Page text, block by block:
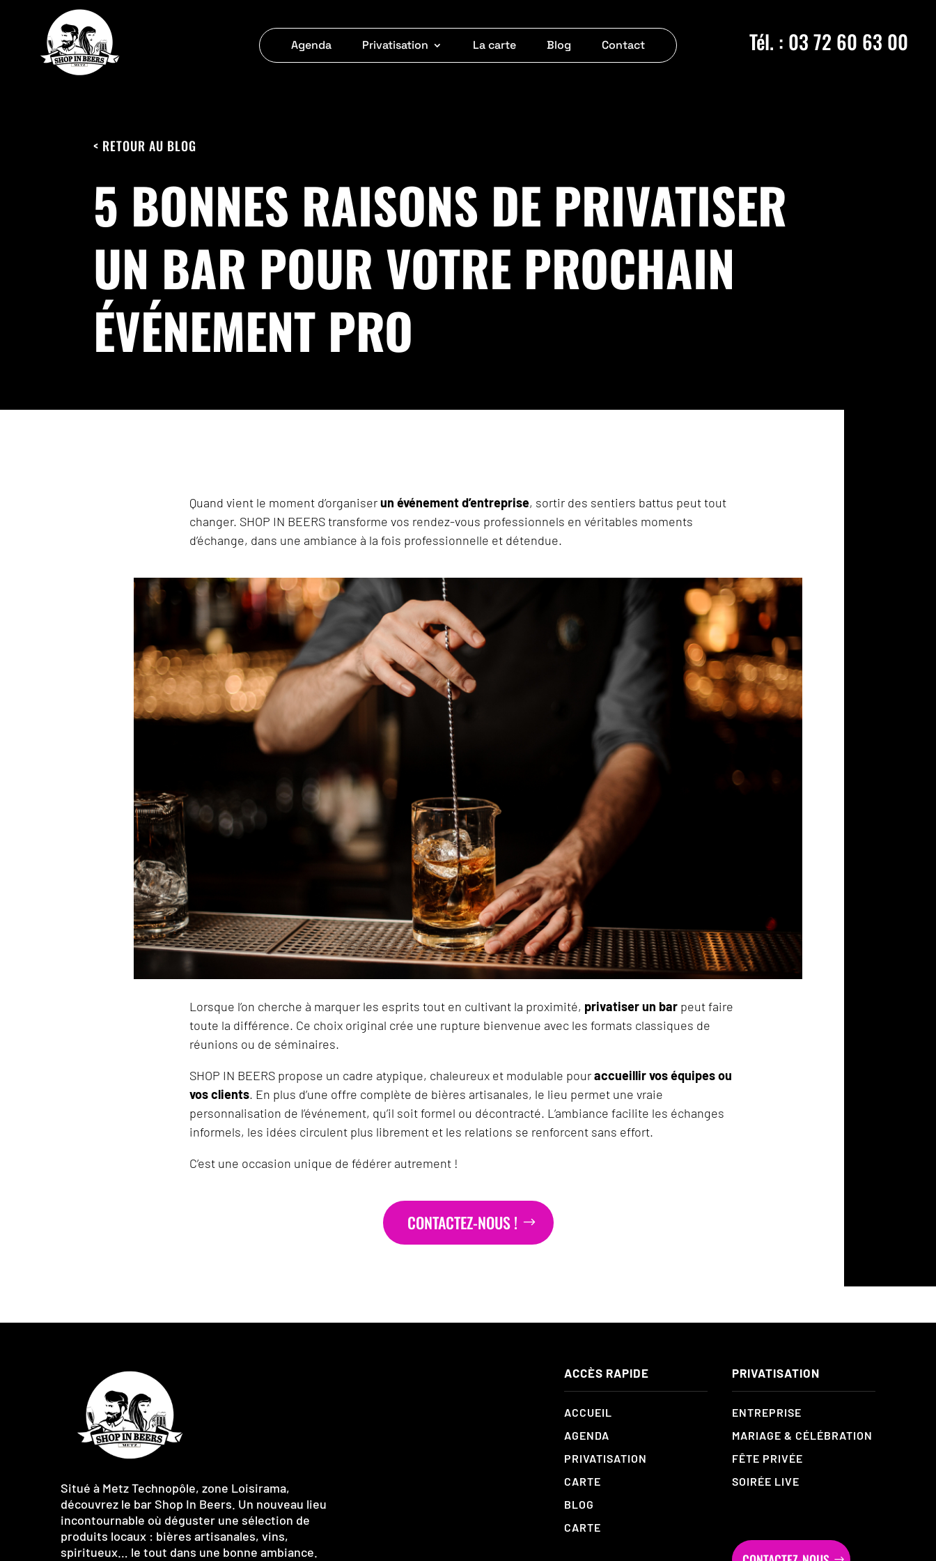
Agenda Privatisation La carte Blog Contact Tél. : 03 72 60 63 00
< RETOUR AU BLOG
5 BONNES RAISONS DE PRIVATISER
UN BAR POUR VOTRE PROCHAIN
ÉVÉNEMENT PRO
Quand vient le moment d’organiserun événement d’entreprise, sortir des sentiers battus peut tout
changer. SHOP IN BEERS transforme vos rendez-vous professionnels en véritables moments
d’échange, dans une ambiance à la fois professionnelle et détendue.
Lorsque l’on cherche à marquer les esprits tout en cultivant la proximité, privatiser un bar peut faire
toute la différence. Ce choix original crée une rupture bienvenue avec les formats classiques de
réunions ou de séminaires.
SHOP IN BEERS propose un cadre atypique, chaleureux et modulable pouraccueillir vos équipes ou
vos clients. En plus d’une offre complète de bières artisanales, le lieu permet une vraie
personnalisation de l’événement, qu’il soit formel ou décontracté. L’ambiance facilite les échanges
informels, les idées circulent plus librement et les relations se renforcent sans effort.
C’est une occasion unique de fédérer autrement !
CONTACTEZ-NOUS !
Situé à Metz Technopôle, zone Loisirama,
découvrez le bar Shop In Beers. Un nouveau lieu
incontournable où déguster une sélection de
produits locaux : bières artisanales, vins,
spiritueux… le tout dans une bonne ambiance.
ACCÈS RAPIDE
ACCUEIL
AGENDA
PRIVATISATION
CARTE
BLOG
CARTE
PRIVATISATION
ENTREPRISE
MARIAGE & CÉLÉBRATION
FÊTE PRIVÉE
SOIRÉE LIVE